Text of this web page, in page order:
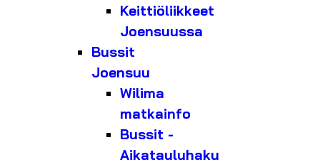
Keittiöliikkeet
Joensuussa
Bussit
Joensuu
Wilima
matkainfo
Bussit -
Aikatauluhaku